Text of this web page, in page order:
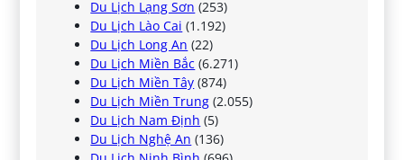
Du Lịch Lạng Sơn (253)
Du Lịch Lào Cai (1.192)
Du Lịch Long An (22)
Du Lịch Miền Bắc (6.271)
Du Lịch Miền Tây (874)
Du Lịch Miền Trung (2.055)
Du Lịch Nam Định (5)
Du Lịch Nghệ An (136)